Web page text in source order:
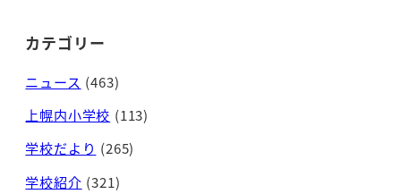
カテゴリー
ニュース (463)
上幌内小学校 (113)
学校だより (265)
学校紹介 (321)